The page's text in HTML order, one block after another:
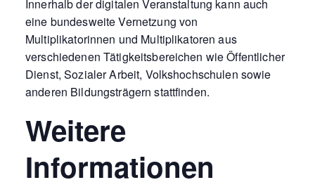
Innerhalb der digitalen Veranstaltung kann auch
eine bundesweite Vernetzung von
Multiplikatorinnen und Multiplikatoren aus
verschiedenen Tätigkeitsbereichen wie Öffentlicher
Dienst, Sozialer Arbeit, Volkshochschulen sowie
anderen Bildungsträgern stattfinden.
Weitere
Informationen